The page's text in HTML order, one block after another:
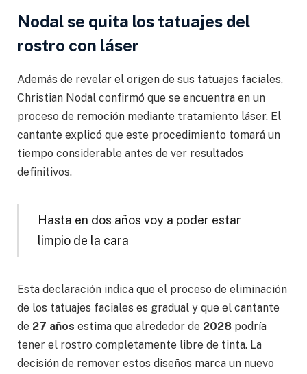
Nodal se quita los tatuajes del
rostro con láser
Además de revelar el origen de sus tatuajes faciales,
Christian Nodal confirmó que se encuentra en un
proceso de remoción mediante tratamiento láser. El
cantante explicó que este procedimiento tomará un
tiempo considerable antes de ver resultados
definitivos.
Hasta en dos años voy a poder estar
limpio de la cara
Esta declaración indica que el proceso de eliminación
de los tatuajes faciales es gradual y que el cantante
de 27 años estima que alrededor de 2028 podría
tener el rostro completamente libre de tinta. La
decisión de remover estos diseños marca un nuevo